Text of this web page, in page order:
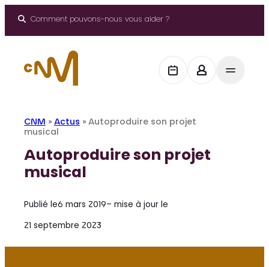
Comment pouvons-nous vous aider ?
CNM » Actus » Autoproduire son projet
musical
Autoproduire son projet
musical
Publié le6 mars 2019– mise à jour le
21 septembre 2023